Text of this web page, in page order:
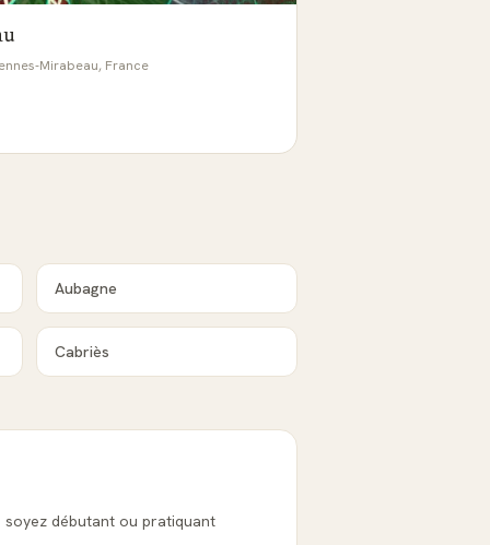
Mirabeau, France
Aubagne
Cabriès
soyez débutant ou pratiquant